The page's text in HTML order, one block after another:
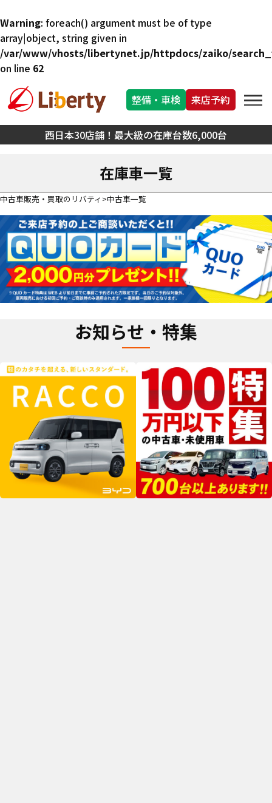
Warning: foreach() argument must be of type
array|object, string given in
/var/www/vhosts/libertynet.jp/httpdocs/zaiko/
on line 62
西日本30店舗！最大級の在庫台数6,000台
整備・車検 来店予約
在庫車一覧
中古車販売・買取のリバティ 中古車一覧
お知らせ・特集